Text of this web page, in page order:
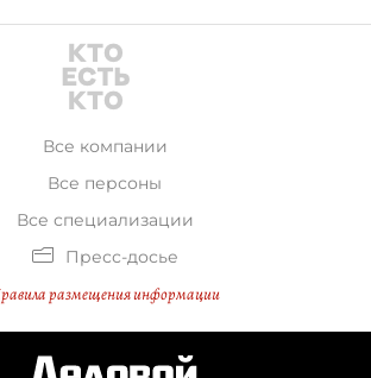
Все компании
Все персоны
Все специализации
Пресс-досье
размещения информации